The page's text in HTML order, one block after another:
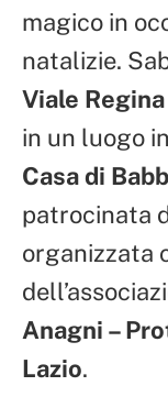
magico in
natalizie.
Viale
in un luogo
Casa di
patrocinata
organizzata
Anagni –
Lazio.